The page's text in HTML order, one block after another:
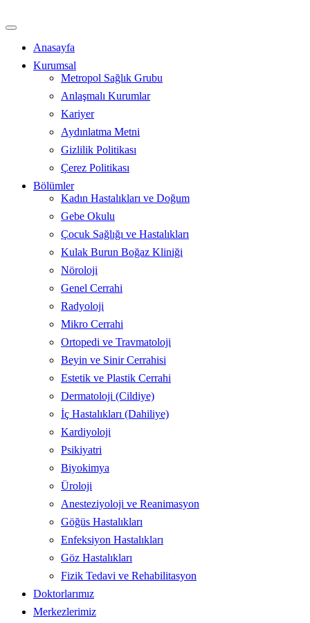
atla
Anasayfa
Kurumsal
Metropol Sağlık Grubu
Anlaşmalı Kurumlar
Kariyer
Aydınlatma Metni
Gizlilik Politikası
Çerez Politikası
Bölümler
Kadın Hastalıkları ve Doğum
Gebe Okulu
Çocuk Sağlığı ve Hastalıkları
Kulak Burun Boğaz Kliniği
Nöroloji
Genel Cerrahi
Radyoloji
Mikro Cerrahi
Ortopedi ve Travmatoloji
Beyin ve Sinir Cerrahisi
Estetik ve Plastik Cerrahi
Dermatoloji (Cildiye)
İç Hastalıkları (Dahiliye)
Kardiyoloji
Psikiyatri
Biyokimya
Üroloji
Anesteziyoloji ve Reanimasyon
Göğüs Hastalıkları
Enfeksiyon Hastalıkları
Göz Hastalıkları
Fizik Tedavi ve Rehabilitasyon
Doktorlarımız
Merkezlerimiz